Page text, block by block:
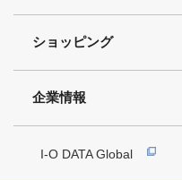
ショッピング
企業情報
I-O DATA Global